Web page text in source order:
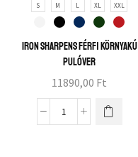
S M L XL XXL
Iron sharpens férfi környakú
pulóver
11890,00 Ft